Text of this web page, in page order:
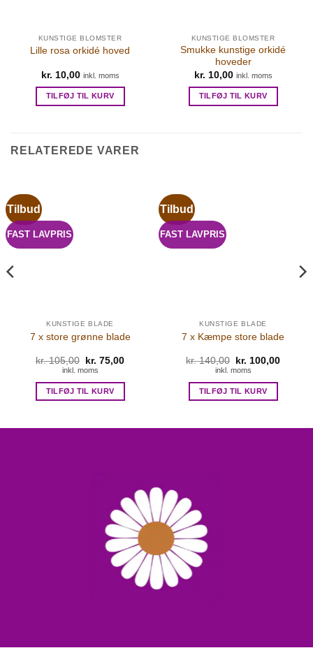
KUNSTIGE BLOMSTER
Lille rosa orkidé hoved
kr. 10,00 inkl. moms
TILFØJ TIL KURV
KUNSTIGE BLOMSTER
Smukke kunstige orkidé
hoveder
kr. 10,00 inkl. moms
TILFØJ TIL KURV
RELATEREDE VARER
Tilbud
FAST LAVPRIS
KUNSTIGE BLADE
7 x store grønne blade
kr.105,00
Den
oprindelige
var:
kr. 105,00.
kr. 75,00
inkl. moms
TILFØJ TIL KURV
Tilbud
FAST LAVPRIS
KUNSTIGE BLADE
7 x Kæmpe store blade
kr.140,00
Den
oprindelige
var:
kr. 140,00.
kr. 100,00
inkl. moms
TILFØJ TIL KURV